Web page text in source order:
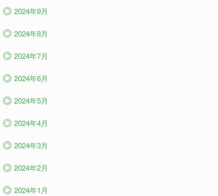
2024年9月
2024年8月
2024年7月
2024年6月
2024年5月
2024年4月
2024年3月
2024年2月
2024年1月